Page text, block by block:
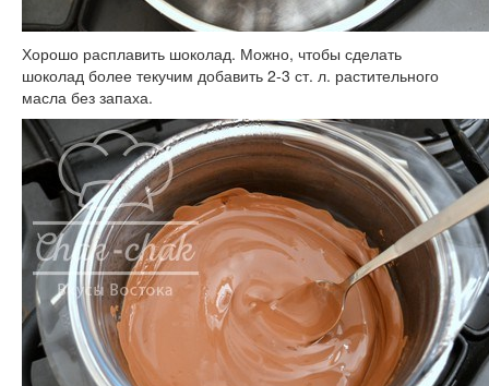
Хорошо расплавить шоколад. Можно, чтобы сделать
шоколад более текучим добавить 2-3 ст. л. растительного
масла без запаха.